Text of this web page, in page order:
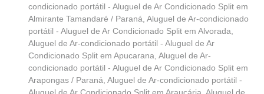
condicionado portátil - Aluguel de Ar Condicionado Split em
Almirante Tamandaré / Paraná Aluguel de Ar-condicionado
portátil - Aluguel de Ar Condicionado Split em Alvorada
Aluguel de Ar-condicionado portátil - Aluguel de Ar
Condicionado Split em Apucarana Aluguel de Ar-
condicionado portátil - Aluguel de Ar Condicionado Split em
Arapongas / Paraná Aluguel de Ar-condicionado portátil -
Aluguel de Ar Condicionado Split em Araucária Aluguel de